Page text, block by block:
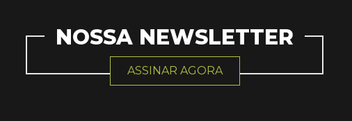
NOSSA NEWSLETTER
ASSINAR AGORA